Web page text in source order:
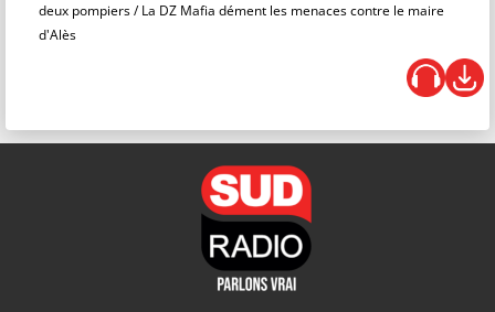
deux pompiers / La DZ Mafia dément les menaces contre le maire
d'Alès